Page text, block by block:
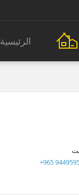
الرئيسية
+965